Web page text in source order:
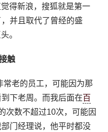
得新浪，搜狐就是第一
并且取代了曾经的盛
。
触
老的员工，可能因为那
下老周。而我后面在百
次数不超过10次，可能因
门经理说，他平时都没